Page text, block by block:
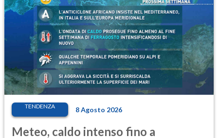
TENDENZA 8 Agosto 2026
Meteo, caldo intenso fino a